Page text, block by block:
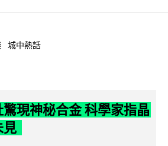
城中熱話
現神秘合金 科學家指晶
見